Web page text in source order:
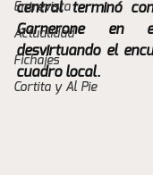
Entrevista
Actualidad
Fichajes
Cortita y Al Pie
central terminó
Garnerone en
desvirtuando el
cuadro local.